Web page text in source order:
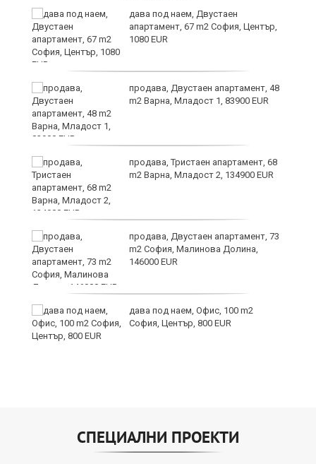
дава под наем, Двустаен
апартамент, 67 m2 София, Център,
1080 EUR
продава, Двустаен апартамент, 48
m2 Варна, Младост 1, 83900 EUR
продава, Тристаен апартамент, 68
m2 Варна, Младост 2, 134900 EUR
продава, Двустаен апартамент, 73
m2 София, Малинова Долина,
146000 EUR
дава под наем, Офис, 100 m2
София, Център, 800 EUR
СПЕЦИАЛНИ ПРОЕКТИ